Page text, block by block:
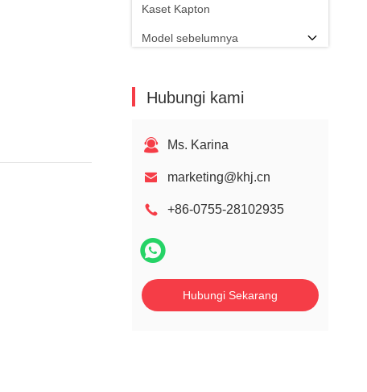
Kaset Kapton
Model sebelumnya
Hubungi kami
Ms. Karina
marketing@khj.cn
+86-0755-28102935
Hubungi Sekarang